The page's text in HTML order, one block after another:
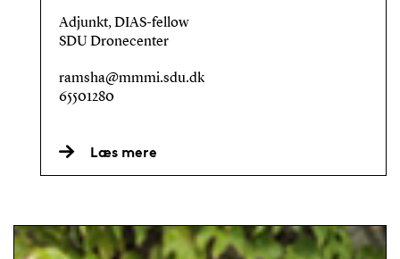
Adjunkt, DIAS-fellow
SDU Dronecenter
ramsha@mmmi.sdu.dk
65501280
Læs mere